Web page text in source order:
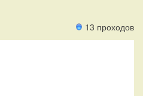
13 проходов